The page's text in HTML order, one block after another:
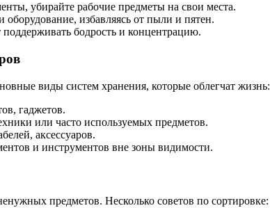
убирайте рабочие предметы на свои места.
оборудование, избавляясь от пыли и пятен.
бодрость и концентрацию.
виды систем хранения, которые облегчат жизнь:
гаджетов.
или часто используемых предметов.
аксессуаров.
и инструментов вне зоны видимости.
предметов. Несколько советов по сортировке: